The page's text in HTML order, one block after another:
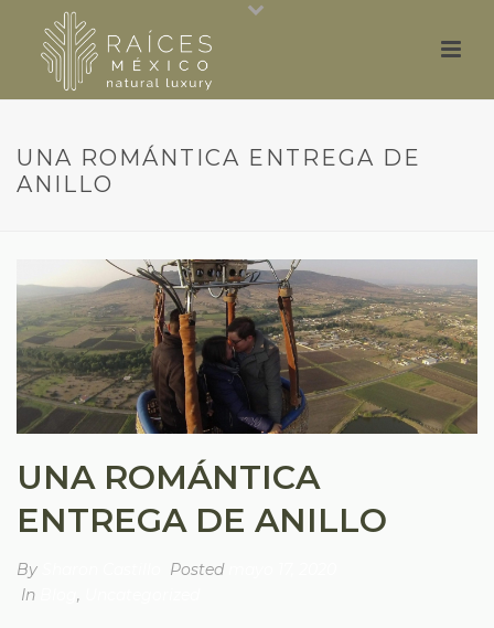
UNA ROMÁNTICA ENTREGA DE
ANILLO
UNA ROMÁNTICA
ENTREGA DE ANILLO
By Posted
In
,